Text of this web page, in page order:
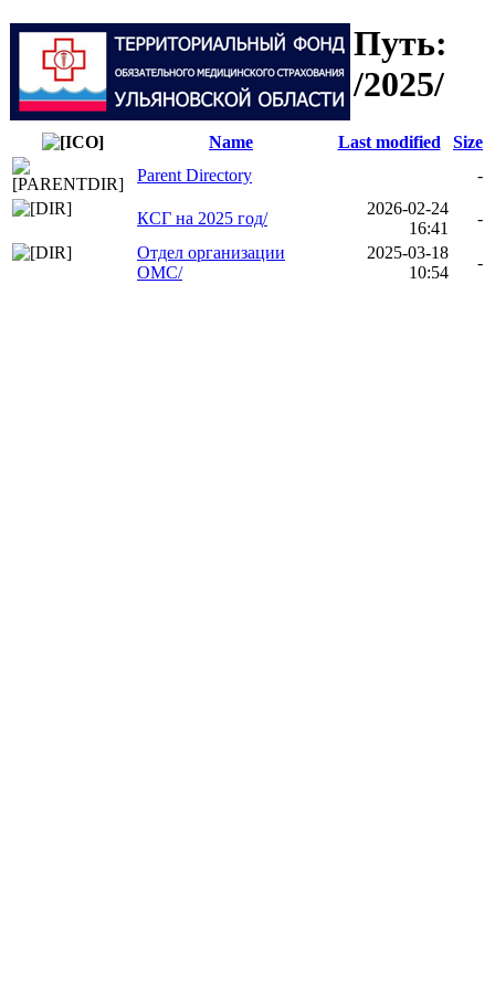
Путь:
/2025/
Name Last modified
Size
Parent Directory
-
КСГ на 2025 год/
2026-02-24
16:41
-
Отдел организации
ОМС/
2025-03-18
10:54
-